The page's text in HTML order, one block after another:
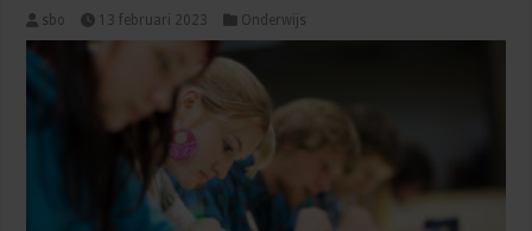
sbo 13 februari 2023 Onderwijs